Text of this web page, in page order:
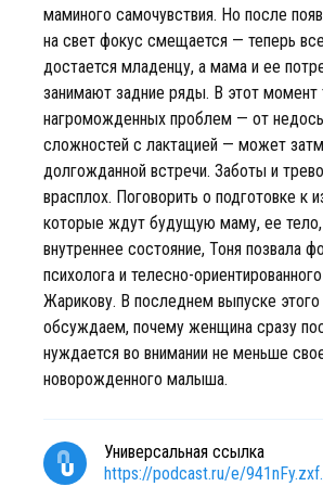
маминого самочувствия. Но после
на свет фокус смещается — теперь
достается младенцу, а мама и ее
занимают задние ряды. В этот момент
нагроможденных проблем — от
сложностей с лактацией — может
долгожданной встречи. Заботы и
врасплох. Поговорить о подготовке к
которые ждут будущую маму, ее тело,
внутреннее состояние, Тоня позвала
психолога и телесно-
Жарикову. В последнем выпуске этого
обсуждаем, почему женщина сразу
нуждается во внимании не меньше
новорожденного малыша.
Универсальная ссылка
https://podcast.ru/e/